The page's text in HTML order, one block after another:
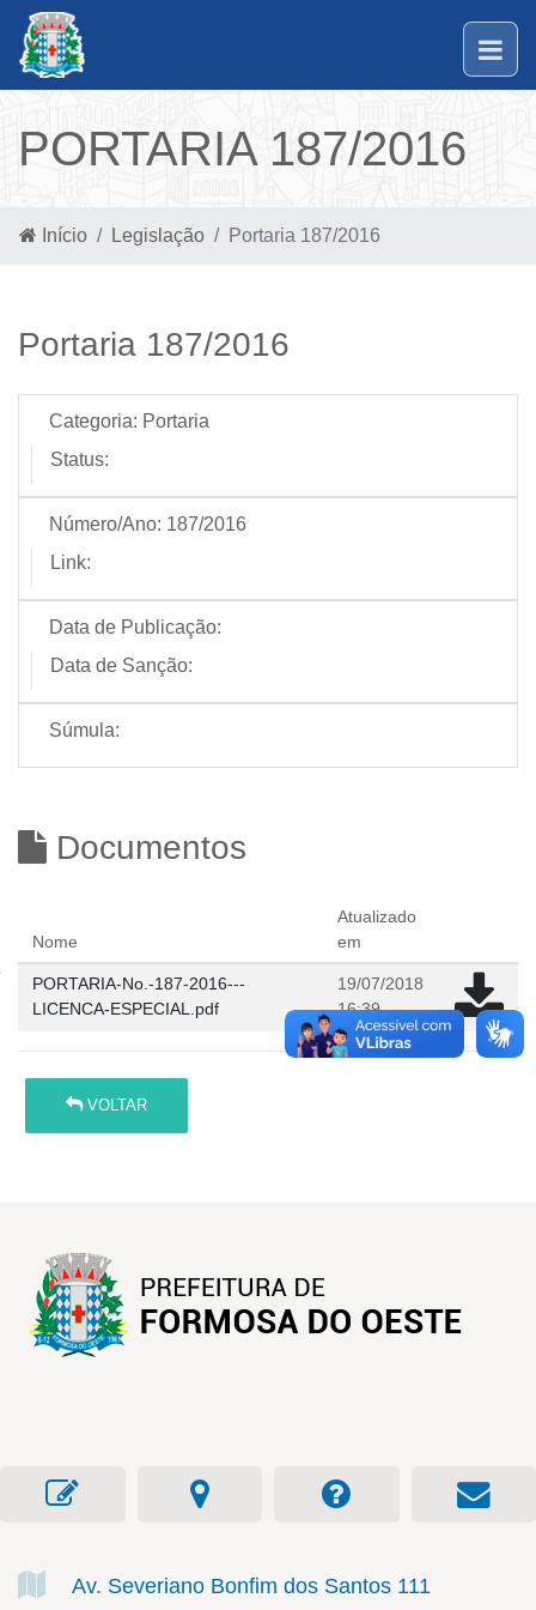
PORTARIA 187/2016
Início Legislação Portaria 187/2016
Portaria 187/2016
Categoria: Portaria
Status:
Número/Ano: 187/2016
Link:
Data de Publicação:
Data de Sanção:
Súmula:
Documentos
Nome
Atualizado
em
PORTARIA-No.-187-2016---
LICENCA-ESPECIAL.pdf
19/07/2018
16:39
VOLTAR
Av. Severiano Bonfim dos Santos 111